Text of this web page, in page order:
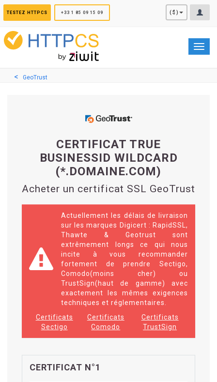
TESTEZ HTTPCS +33 1 85 09 15 09 ($)
GeoTrust
CERTIFICAT TRUE
BUSINESSID WILDCARD
(*.DOMAINE.COM)
Acheter un certificat SSL GeoTrust
Actuellement les délais de livraison
sur les marques Digicert : RapidSSL,
Thawte & Geotrust sont
extrêmement longs ce qui nous
incite à vous recommander
fortement de prendre Sectigo,
Comodo(moins cher) ou
TrustSign(haut de gamme) avec
exactement les mêmes exigences
techniques et réglementaires.
Certificats
Sectigo
Certificats
Comodo
Certificats
TrustSign
CERTIFICAT N°1
Panneau de gestion des cookies